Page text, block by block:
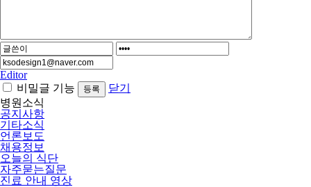
Editor
비밀글 기능
닫기
병원소식
공지사항
기타소식
언론보도
채용정보
오늘의 식단
자주묻는질문
진료 안내 영상